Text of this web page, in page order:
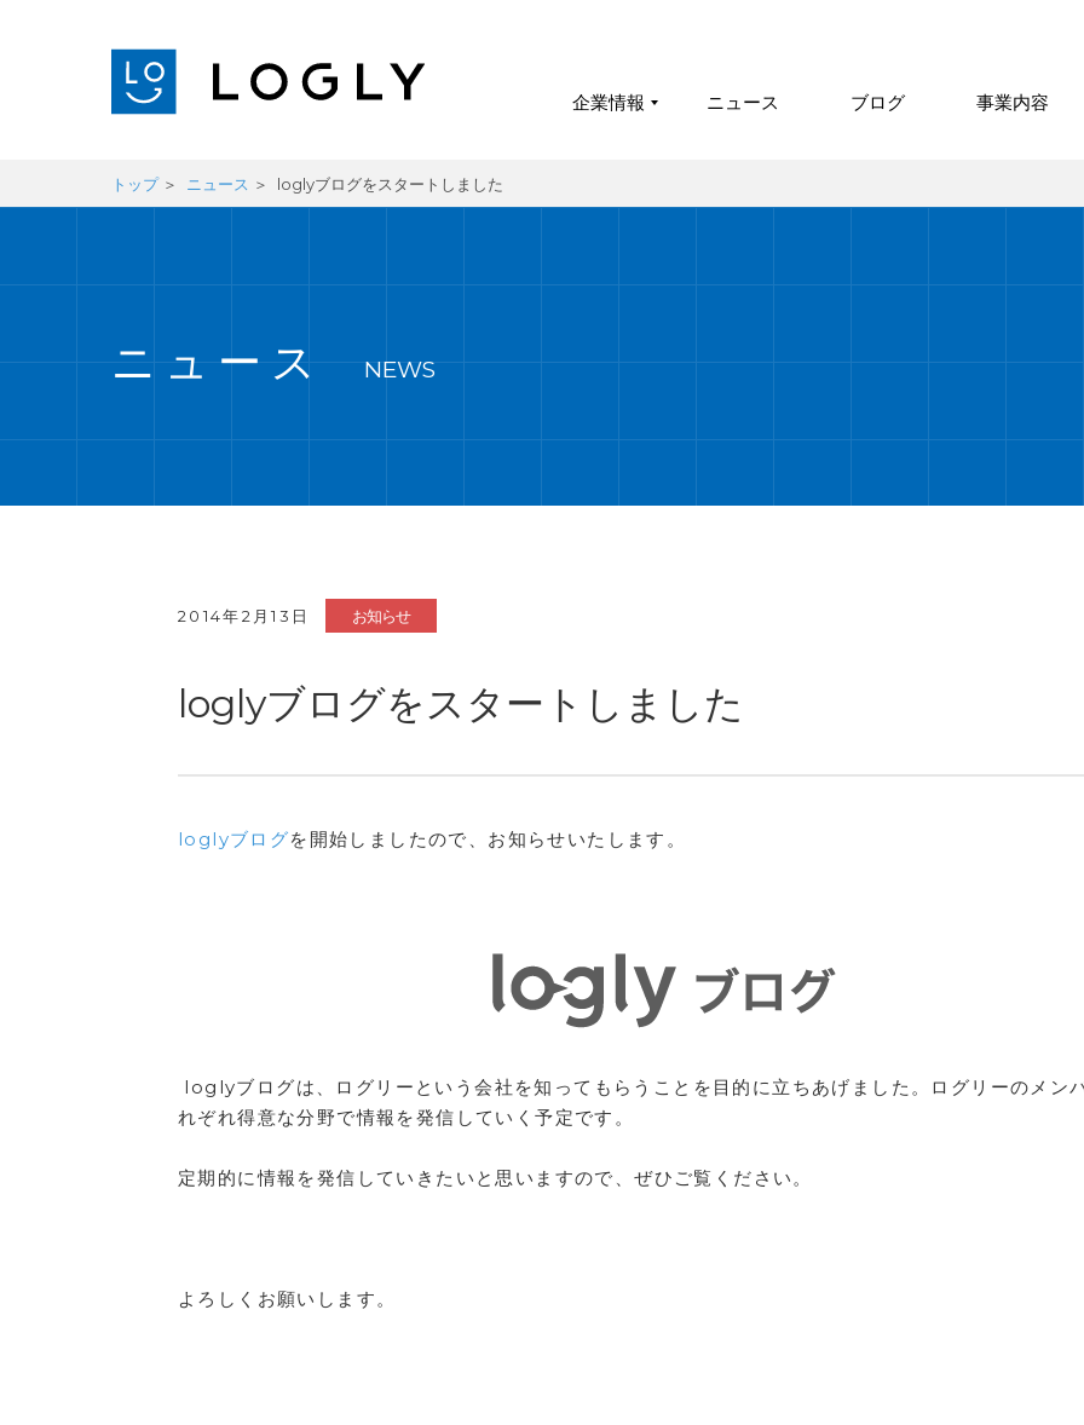
企業情報 ニュース ブログ 事業内容
トップ ニュース loglyブログをスタートしました
ニュース NEWS
2014年2月13日 お知らせ
loglyブログをスタートしました
loglyブログを開始しましたので、お知らせいたします。
loglyブログは、ログリーという会社を知ってもらうことを目的に立ちあげました。ログリーのメン
れぞれ得意な分野で情報を発信していく予定です。
定期的に情報を発信していきたいと思いますので、ぜひご覧ください。
よろしくお願いします。